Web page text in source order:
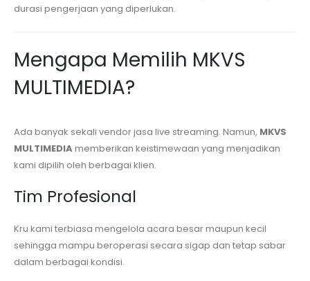
durasi pengerjaan yang diperlukan.
Mengapa Memilih MKVS
MULTIMEDIA?
Ada banyak sekali vendor jasa live streaming. Namun, MKVS
MULTIMEDIAmemberikan keistimewaan yang menjadikan
kami dipilih oleh berbagai klien.
Tim Profesional
Kru kami terbiasa mengelola acara besar maupun kecil
sehingga mampu beroperasi secara sigap dan tetap sabar
dalam berbagai kondisi.